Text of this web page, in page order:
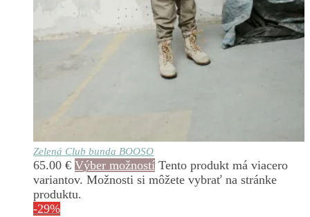
Zelená Club bunda BOOSO
65.00 € Výber možností Tento produkt má viacero
variantov. Možnosti si môžete vybrať na stránke
produktu.
-29%